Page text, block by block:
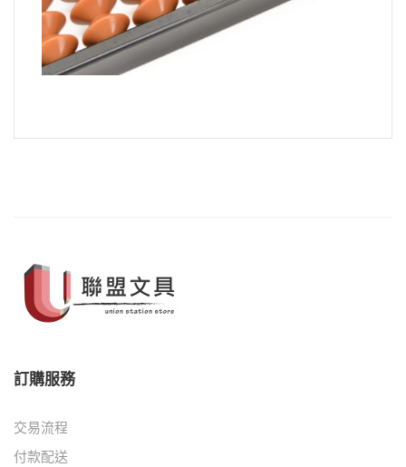
訂購服務
交易流程
付款配送